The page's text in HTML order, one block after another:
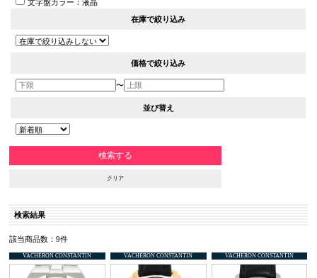
文字盤カラー：液晶
在庫で絞り込み
価格で絞り込み
〜
並び替え
クリア
検索結果
該当商品数：9件
VACHERON CONSTANTIN VACHERON CONSTANTIN VACHERON CONSTANTIN